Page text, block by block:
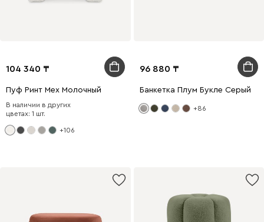
104 340
Пуф Ринт Мех Молочный
В наличии в других
цветах: 1 шт.
+106
96 880
Банкетка Плум Букле Серый
+86